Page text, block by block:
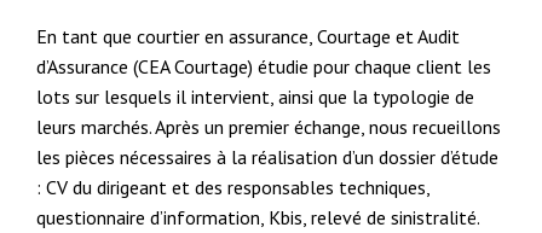
En tant que courtier en assurance, Courtage et Audit
d’Assurance (CEA Courtage) étudie pour chaque client les
lots sur lesquels il intervient, ainsi que la typologie de
leurs marchés. Après un premier échange, nous recueillons
les pièces nécessaires à la réalisation d’un dossier d’étude
: CV du dirigeant et des responsables techniques,
questionnaire d’information, Kbis, relevé de sinistralité.